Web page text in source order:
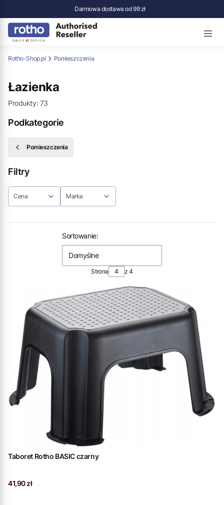
Darmowa dostawa od 99 zł
Rotho-Shop.pl Pomieszczenia
Łazienka
Produkty: 73
Podkategorie
Pomieszczenia
Filtry
Cena Marka
Lista produktów
Sortowanie:
Domyślne
Strona z 4
Taboret Rotho BASIC czarny
Cena
41,90 zł